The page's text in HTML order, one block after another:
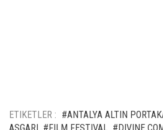
ETIKETLER : #ANTALYA ALTIN